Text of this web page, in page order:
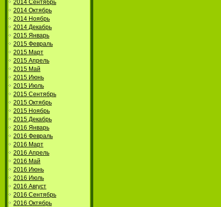
2014 Сентябрь
2014 Октябрь
2014 Ноябрь
2014 Декабрь
2015 Январь
2015 Февраль
2015 Март
2015 Апрель
2015 Май
2015 Июнь
2015 Июль
2015 Сентябрь
2015 Октябрь
2015 Ноябрь
2015 Декабрь
2016 Январь
2016 Февраль
2016 Март
2016 Апрель
2016 Май
2016 Июнь
2016 Июль
2016 Август
2016 Сентябрь
2016 Октябрь